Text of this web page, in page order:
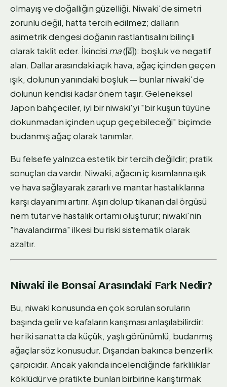
olmayış ve doğallığın güzelliği. Niwaki'de simetri
zorunlu değil, hatta tercih edilmez; dalların
asimetrik dengesi doğanın rastlantısalını bilinçli
olarak taklit eder. İkincisi ma(間): boşluk ve negatif
alan. Dallar arasındaki açık hava, ağaç içinden geçen
ışık, dolunun yanındaki boşluk — bunlar niwaki'de
dolunun kendisi kadar önem taşır. Geleneksel
Japon bahçeciler, iyi bir niwaki'yi "bir kuşun tüyüne
dokunmadan içinden uçup geçebileceği" biçimde
budanmış ağaç olarak tanımlar.
Bu felsefe yalnızca estetik bir tercih değildir; pratik
sonuçları da vardır. Niwaki, ağacın iç kısımlarına ışık
ve hava sağlayarak zararlı ve mantar hastalıklarına
karşı dayanımı artırır. Aşırı dolup tıkanan dal örgüsü
nem tutar ve hastalık ortamı oluşturur; niwaki'nin
"havalandırma" ilkesi bu riski sistematik olarak
azaltır.
Niwaki ile Bonsai Arasındaki Fark Nedir?
Bu, niwaki konusunda en çok sorulan soruların
başında gelir ve kafaların karışması anlaşılabilirdir:
her iki sanatta da küçük, yaşlı görünümlü, budanmış
ağaçlar söz konusudur. Dışarıdan bakınca benzerlik
çarpıcıdır. Ancak yakında incelendiğinde farklılıklar
köklüdür ve pratikte bunları birbirine karıştırmak